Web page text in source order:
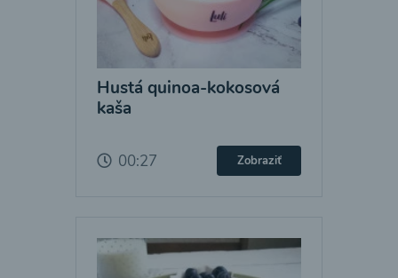
Hustá quinoa-kokosová
kaša
00:27 Zobraziť